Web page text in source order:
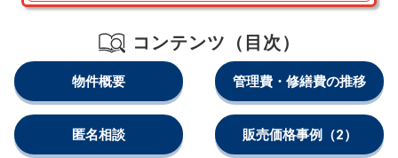
コンテンツ（目次）
物件概要 管理費・修繕費の推移
匿名相談 販売価格事例 （2）